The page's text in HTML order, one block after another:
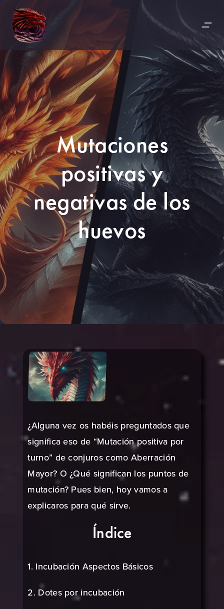
Mutaciones
positivas y
negativas de los
huevos
¿Alguna vez os habéis preguntados que
significa eso de “Mutación positiva por
turno” de conjuros como Aberración
Mayor? O ¿Qué significan los puntos de
mutación? Pues bien, hoy vamos a
explicaros para qué sirve.
Índice
1. Incubación Aspectos Básicos
2. Dotes por incubación